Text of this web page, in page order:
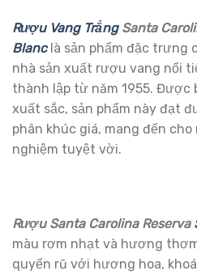
Rượu Vang TrắngSanta
Blanclà sản phẩm đặc trưng
nhà sản xuất rượu vang nổi
thành lập từ năm 1955.
xuất sắc, sản phẩm này đạt
phân khúc giá, mang đến
nghiệm tuyệt vời.
Rượu Santa Carolina Reserva
màu rơm nhạt và hương
quyến rũ với hương hoa,